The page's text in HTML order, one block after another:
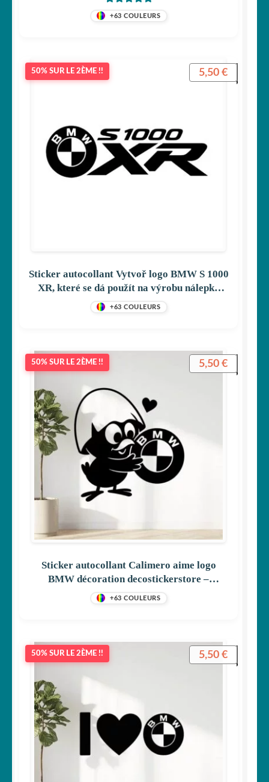
+63 COULEURS
50% SUR LE 2ÈME !!
Sticker autocollant Vytvoř logo BMW S 1000
XR, které se dá použít na výrobu nálepky
décoration decostickerstore – J9UHNC
+63 COULEURS
5,50 €
50% SUR LE 2ÈME !!
Sticker autocollant Calimero aime logo
BMW décoration decostickerstore –
+63 COULEURS
5,50 €
50% SUR LE 2ÈME !! 5,50 €